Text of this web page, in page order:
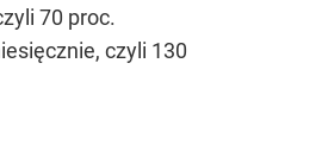
70 proc.
czyli 130